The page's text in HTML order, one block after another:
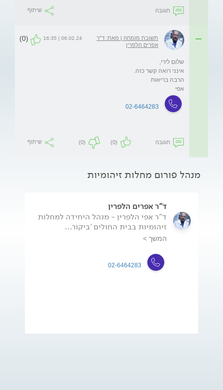
תגובה שיתוף
תשובת מומחה | מאת: ד"ר
אפרים הלפרין
06.02.24 | 16:35
(0)
אפי
02-6464283
תגובה (0)
(0) שיתוף
מנהל פורום מחלות זיהומיות
ד"ר אפרים הלפרין
ד"ר אפי הלפרין - מנהל היחידה למחלות
זיהומיות בבית החולים 'ביקור...
המשך >
02-6464283